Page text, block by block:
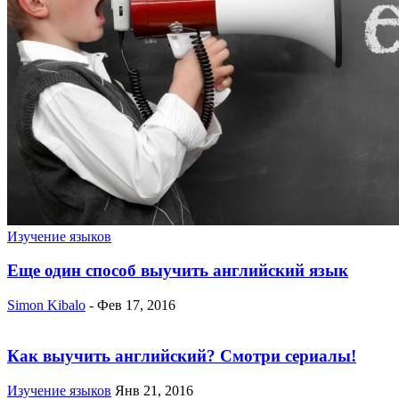
Изучение языков
Еще один способ выучить английский язык
Simon Kibalo - Фев 17, 2016
Как выучить английский? Смотри сериалы!
Изучение языков Янв 21, 2016